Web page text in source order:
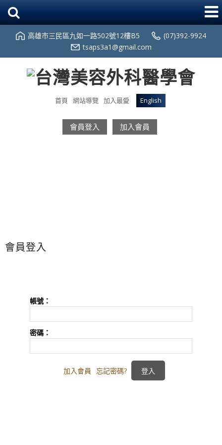
高雄市三民區九如一路502號12樓B5
(07)392-9924
tsaps3a1@gmail.com
首頁 網站導覽 加入最愛 English
會員登入 加入會員
會員登入
帳號：
密碼：
加入會員 忘記密碼?